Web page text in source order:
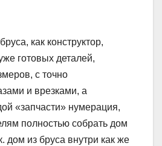
как конструктор,
готовых деталей,
с точно
и врезками, а
«запчасти» нумерация,
полностью собрать дом
дом из бруса внутри как же